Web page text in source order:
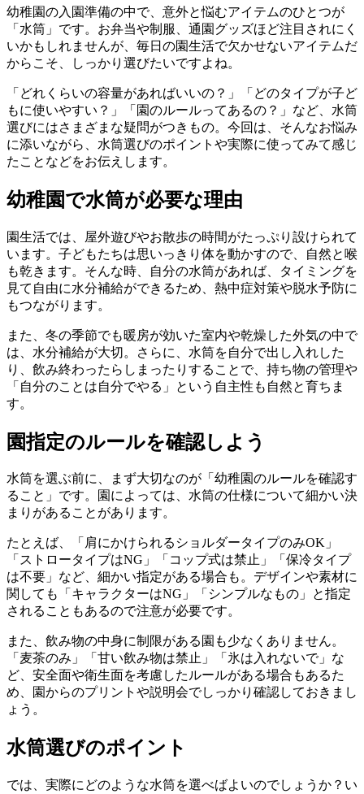
幼稚園の入園準備の中で、意外と悩むアイテムのひとつが
「水筒」です。お弁当や制服、通園グッズほど注目されにく
いかもしれませんが、毎日の園生活で欠かせないアイテムだ
からこそ、しっかり選びたいですよね。
「どれくらいの容量があればいいの？」「どのタイプが子ど
もに使いやすい？」「園のルールってあるの？」など、水筒
選びにはさまざまな疑問がつきもの。今回は、そんなお悩み
に添いながら、水筒選びのポイントや実際に使ってみて感じ
たことなどをお伝えします。
幼稚園で水筒が必要な理由
園生活では、屋外遊びやお散歩の時間がたっぷり設けられて
います。子どもたちは思いっきり体を動かすので、自然と喉
も乾きます。そんな時、自分の水筒があれば、タイミングを
見て自由に水分補給ができるため、熱中症対策や脱水予防に
もつながります。
また、冬の季節でも暖房が効いた室内や乾燥した外気の中で
は、水分補給が大切。さらに、水筒を自分で出し入れした
り、飲み終わったらしまったりすることで、持ち物の管理や
「自分のことは自分でやる」という自主性も自然と育ちま
す。
園指定のルールを確認しよう
水筒を選ぶ前に、まず大切なのが「幼稚園のルールを確認す
ること」です。園によっては、水筒の仕様について細かい決
まりがあることがあります。
たとえば、「肩にかけられるショルダータイプのみOK」
「ストロータイプはNG」「コップ式は禁止」「保冷タイプ
は不要」など、細かい指定がある場合も。デザインや素材に
関しても「キャラクターはNG」「シンプルなもの」と指定
されることもあるので注意が必要です。
また、飲み物の中身に制限がある園も少なくありません。
「麦茶のみ」「甘い飲み物は禁止」「氷は入れないで」な
ど、安全面や衛生面を考慮したルールがある場合もあるた
め、園からのプリントや説明会でしっかり確認しておきまし
ょう。
水筒選びのポイント
では、実際にどのような水筒を選べばよいのでしょうか？い